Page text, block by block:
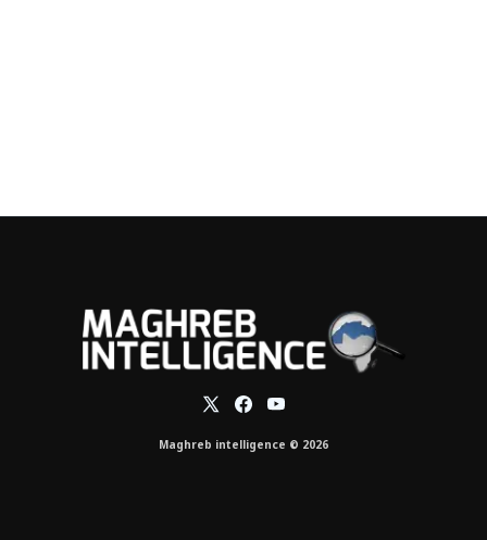
Maghreb intelligence © 2026